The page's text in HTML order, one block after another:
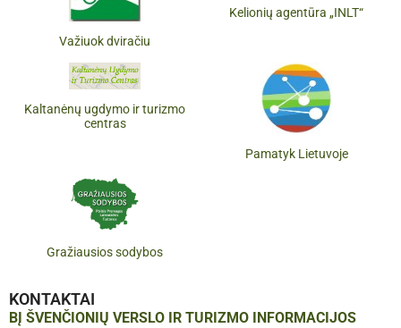
Važiuok dviračiu
Kelionių agentūra „INLT“
Kaltanėnų ugdymo ir turizmo
centras
Pamatyk Lietuvoje
Gražiausios sodybos
KONTAKTAI
BĮ ŠVENČIONIŲ VERSLO IR TURIZMO INFORMACIJOS